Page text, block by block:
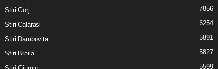
Stiri Gorj 7856
Stiri Calarasi 6254
Stiri Dambovita 5891
Stiri Braila 5827
5599